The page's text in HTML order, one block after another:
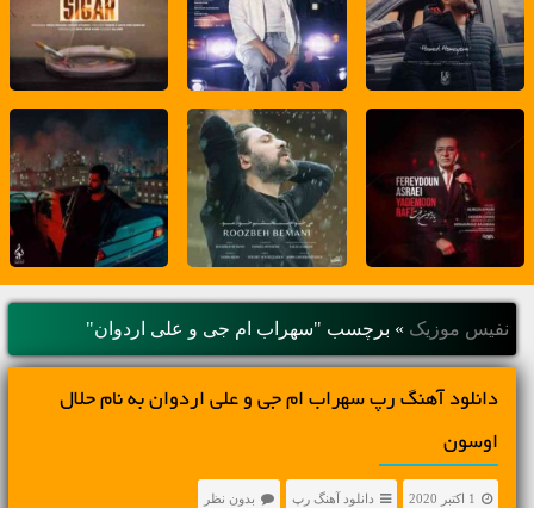
نفیس موزیک » برچسب "سهراب ام جی و علی اردوان"
دانلود آهنگ رپ سهراب ام جی و علی اردوان به نام حلال
اوسون
1 اکتبر 2020 دانلود آهنگ رپ بدون نظر